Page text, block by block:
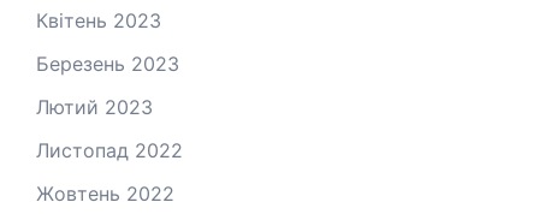
Квітень 2023
Березень 2023
Лютий 2023
Листопад 2022
Жовтень 2022